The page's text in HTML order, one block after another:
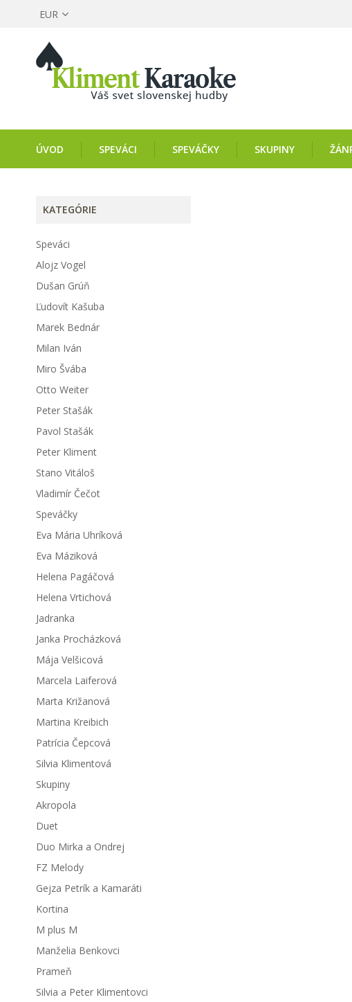
EUR
ÚVOD SPEVÁCI SPEVÁČKY SKUPINY
KATEGÓRIE
Speváci
Alojz Vogel
Dušan Grúň
Ľudovít Kašuba
Marek Bednár
Milan Iván
Miro Švába
Otto Weiter
Peter Stašák
Pavol Stašák
Peter Kliment
Stano Vitáloš
Vladimír Čečot
Speváčky
Eva Mária Uhríková
Eva Máziková
Helena Pagáčová
Helena Vrtichová
Jadranka
Janka Procházková
Mája Velšicová
Marcela Laiferová
Marta Križanová
Martina Kreibich
Patrícia Čepcová
Silvia Klimentová
Skupiny
Akropola
Duet
Duo Mirka a Ondrej
FZ Melody
Gejza Petrík a Kamaráti
Kortina
M plus M
Manželia Benkovci
Prameň
Silvia a Peter Klimentovci